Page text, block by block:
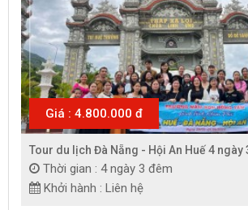
Giá : 4.800.000 đ
Tour du lịch Đà Nẵng - Hội An Huế 4
Thời gian : 4 ngày 3 đêm
Khởi hành : Liên hệ